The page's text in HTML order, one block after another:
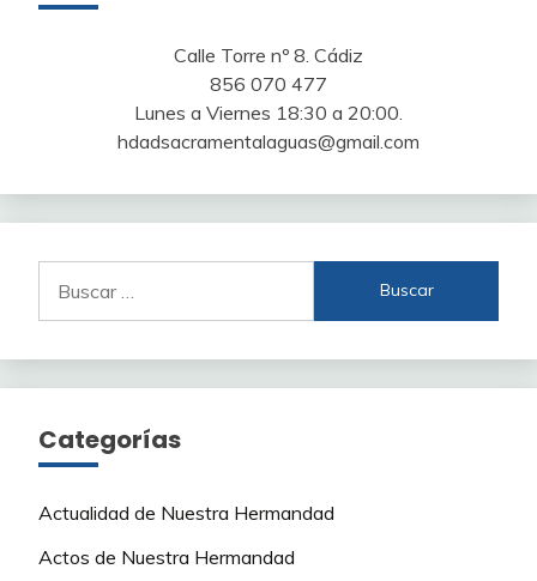
Calle Torre nº 8. Cádiz
856 070 477
Lunes a Viernes 18:30 a 20:00.
hdadsacramentalaguas@gmail.com
Categorías
Actualidad de Nuestra Hermandad
Actos de Nuestra Hermandad